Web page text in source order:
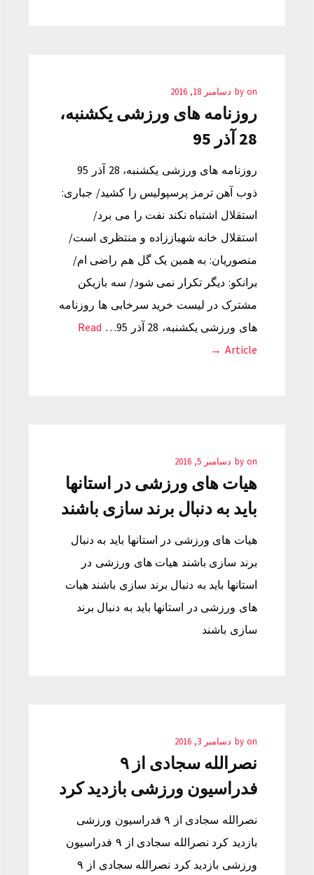
by on دسامبر 18, 2016
روزنامه های ورزشی یکشنبه،
28 آذر 95
روزنامه های ورزشی یکشنبه، 28 آذر 95
ذوب آهن ترمز پرسپولیس را کشید/ جباری:
استقلال اشتباه نکند نفت را می برد/
استقلال خانه شهباززاده و منتظری است/
منصوریان: به همین یک گل هم راضی ام/
برانکو: دیگر تکرار نمی شود/ سه بازیکن
مشترک در لیست خرید سرخابی ها روزنامه
های ورزشی یکشنبه، 28 آذر 95…
Read
Article →
by on دسامبر 5, 2016
هیات های ورزشی در استانها
باید به دنبال برند سازی باشند
هیات های ورزشی در استانها باید به دنبال
برند سازی باشند هیات های ورزشی در
استانها باید به دنبال برند سازی باشند هیات
های ورزشی در استانها باید به دنبال برند
سازی باشند
by on دسامبر 3, 2016
نصرالله سجادی از ۹
فدراسیون ورزشی بازدید کرد
نصرالله سجادی از ۹ فدراسیون ورزشی
بازدید کرد نصرالله سجادی از ۹ فدراسیون
ورزشی بازدید کرد نصرالله سجادی از ۹